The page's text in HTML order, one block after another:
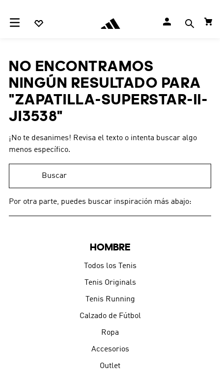
NO ENCONTRAMOS
NINGÚN RESULTADO PARA
"ZAPATILLA-SUPERSTAR-II-
JI3538"
¡No te desanimes! Revisa el texto o intenta buscar algo
menos específico.
Por otra parte, puedes buscar inspiración más abajo:
HOMBRE
Todos los Tenis
Tenis Originals
Tenis Running
Calzado de Fútbol
Ropa
Accesorios
Outlet